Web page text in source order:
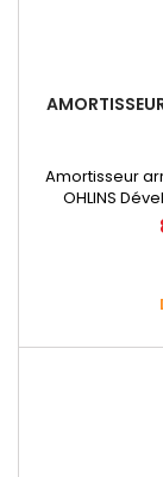
Amortisseur
OHLINS
hydraulique